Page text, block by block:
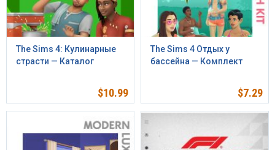
The Sims 4: Кулинарные
страсти — Каталог
$10.99
The Sims 4 Отдых у
бассейна — Комплект
$7.29